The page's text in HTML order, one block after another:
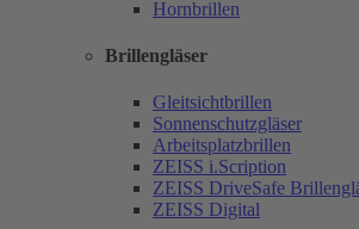
Hornbrillen
Brillengläser
Gleitsichtbrillen
Sonnenschutzgläser
Arbeitsplatzbrillen
ZEISS i.Scription
ZEISS DriveSafe
ZEISS Digital